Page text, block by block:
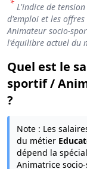
* L'indice de
d'emploi et les offres
Animateur socio-
l'équilibre actuel du
Quel est le
sportif /
?
Note : Les
du métier
dépend la
Animatrice